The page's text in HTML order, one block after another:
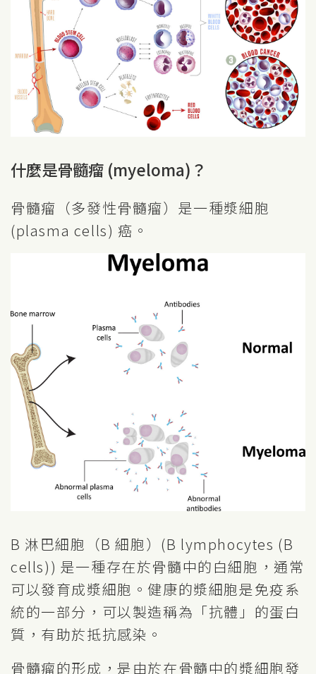
什麼是骨髓瘤 (myeloma)？
骨髓瘤（多發性骨髓瘤）是一種漿細胞
(plasma cells) 癌。
B 淋巴細胞（B 細胞）(B lymphocytes (B
cells)) 是一種存在於骨髓中的白細胞，通常
可以發育成漿細胞。健康的漿細胞是免疫系
統的一部分，可以製造稱為「抗體」的蛋白
質，有助於抵抗感染。
骨髓瘤的形成，是由於在骨髓中的漿細胞發